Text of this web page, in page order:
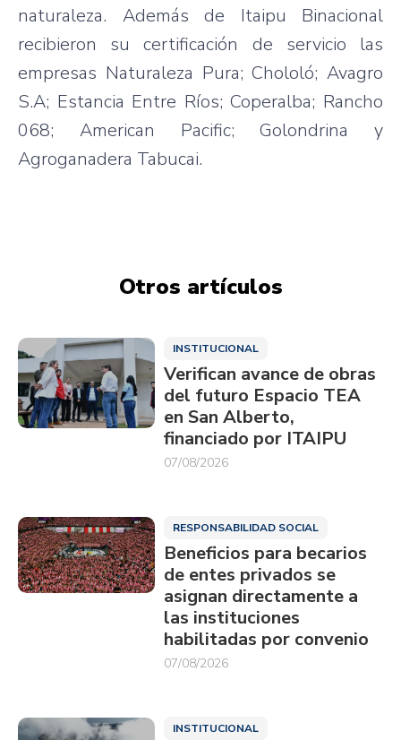
naturaleza. Además de Itaipu Binacional
recibieron su certificación de servicio las
empresas Naturaleza Pura; Chololó; Avagro
S.A; Estancia Entre Ríos; Coperalba; Rancho
068; American Pacific; Golondrina y
Agroganadera Tabucai.
Otros artículos
INSTITUCIONAL
Verifican avance de obras
del futuro Espacio TEA
en San Alberto,
financiado por ITAIPU
07/08/2026
RESPONSABILIDAD SOCIAL
Beneficios para becarios
de entes privados se
asignan directamente a
las instituciones
habilitadas por convenio
07/08/2026
INSTITUCIONAL